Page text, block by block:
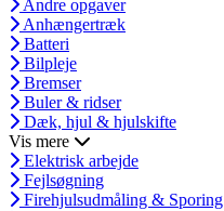
Andre opgaver
Anhængertræk
Batteri
Bilpleje
Bremser
Buler & ridser
Dæk, hjul & hjulskifte
Vis mere
Elektrisk arbejde
Fejlsøgning
Firehjulsudmåling & Sporing